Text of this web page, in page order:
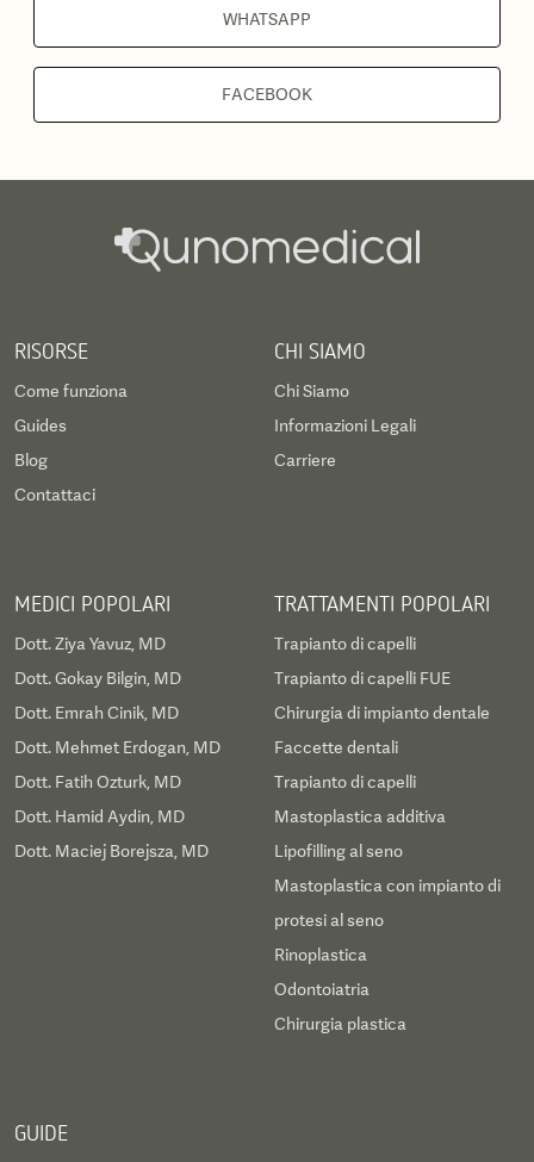
WHATSAPP
FACEBOOK
RISORSE
Come funziona
Guides
Blog
Contattaci
CHI SIAMO
Chi Siamo
Informazioni Legali
Carriere
MEDICI POPOLARI
Dott. Ziya Yavuz, MD
Dott. Gokay Bilgin, MD
Dott. Emrah Cinik, MD
Dott. Mehmet Erdogan, MD
Dott. Fatih Ozturk, MD
Dott. Hamid Aydin, MD
Dott. Maciej Borejsza, MD
TRATTAMENTI POPOLARI
Trapianto di capelli
Trapianto di capelli FUE
Chirurgia di impianto dentale
Faccette dentali
Trapianto di capelli
Mastoplastica additiva
Lipofilling al seno
Mastoplastica con impianto di
protesi al seno
Rinoplastica
Odontoiatria
Chirurgia plastica
GUIDE